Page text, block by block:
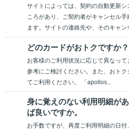
サイトによっては、契約の自動更新シ
ころがあり、ご契約者がキャンセル
ます。サイトの連絡先や、そのキャン
どのカードがおトクですか？
お客様のご利用状況に応じて異なっ
参考にご検討ください。また、おト
てご利用ください。 「apollos...
身に覚えのない利用明細が
ば良いですか。
お手数ですが、再度ご利用明細の日